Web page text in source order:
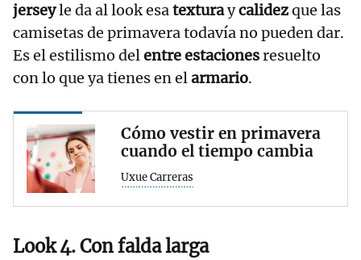
jerseyle da al look esatexturaycalidezque las
camisetas de primavera todavía no pueden dar.
Es el estilismo delentre estacionesresuelto
con lo que ya tienes en elarmario.
Cómo vestir en primavera
cuando el tiempo cambia
Uxue Carreras
Look 4. Con falda larga